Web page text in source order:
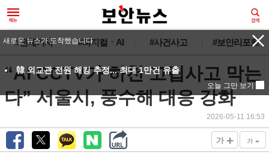
#전체기사 #피지컬ㆍAI #사건사고 #보안리포트
“AI CCTV가 하천 고립사고 막는
다” 서울시, 풍수해 대응 강화
2026-05-11 16:53
가 + 가 -
새로운 뉴스가 도착했습니다.
韓 외교관 전원 해킹 추정... 최대 1만건 유출
오늘 그만 보기